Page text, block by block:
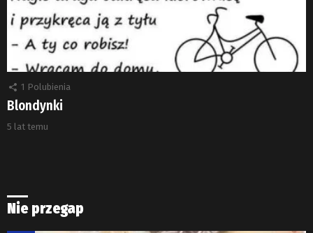
1 Polubienia
Blondynki
5 lat temu
Nie przegap